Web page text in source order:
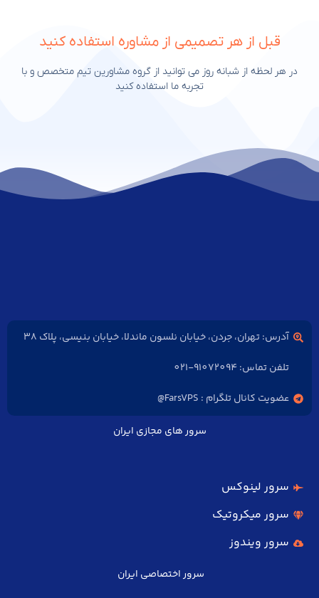
قبل از هر تصمیمی از مشاوره استفاده کنید
در هر لحظه از شبانه روز می توانید از گروه مشاورین تیم متخصص و با
تجربه ما استفاده کنید
آدرس: تهران، جردن، خیابان نلسون ماندلا، خیابان بنیسی، پلاک 38
تلفن تماس: 91072094-021
عضویت کانال تلگرام : FarsVPS@
سرور های مجازی ایران
سرور لینوکس
سرور میکروتیک
سرور ویندوز
سرور اختصاصی ایران